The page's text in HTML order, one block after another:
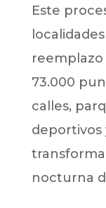
Este
reemplazo
73.000
calles,
deportivos
nocturna